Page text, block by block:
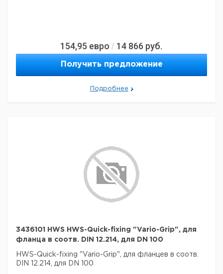
154,95 евро / 14 866 руб.
Получить предложение
Подробнее
3436101 HWS HWS-Quick-fixing "Vario-Grip", для
фланца в соотв. DIN 12.214, для DN 100
HWS-Quick-fixing "Vario-Grip", для фланцев в соотв.
DIN 12.214, для DN 100